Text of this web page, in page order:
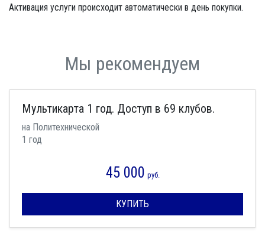
Активация услуги происходит автоматически в день покупки.
Мы рекомендуем
Мультикарта 1 год. Доступ в 69 клубов.
на Политехнической
1 год
45 000 руб.
КУПИТЬ